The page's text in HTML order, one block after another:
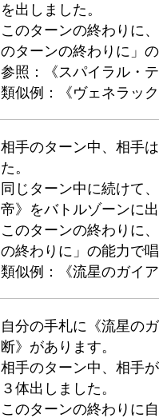
を出しました。
このターンの終わりに
のターンの終わりに」
参照：《スパイラル・
類似例：《ヴェネラック
相手のターン中、相手
た。
同じターン中に続けて
帝》をバトルゾーンに出
このターンの終わりに
の終わりに」の能力で
類似例：《流星のガイ
自分の手札に《流星の
断》があります。
相手のターン中、相手
３体出しました。
このターンの終わりに